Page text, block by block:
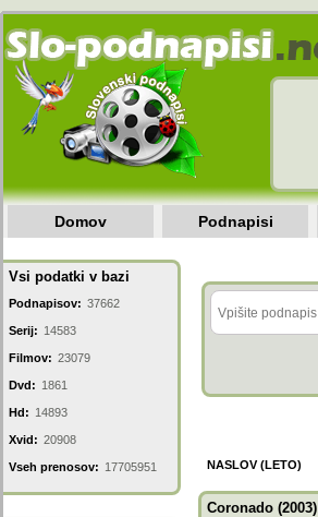
Domov Podnapisi
Vsi podatki v bazi
Podnapisov: 37662
Serij: 14583
Filmov: 23079
Dvd: 1861
Hd: 14893
Xvid: 20908
Vseh prenosov: 17705951 NASLOV (LETO)
Coronado (2003)